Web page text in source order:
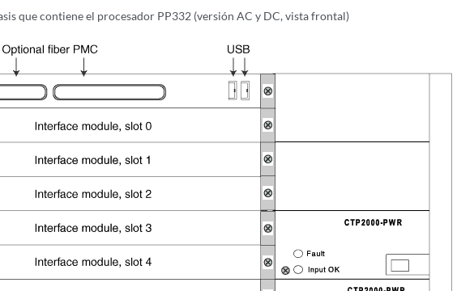
que contiene el procesador PP332 (versión AC y DC, vista frontal)